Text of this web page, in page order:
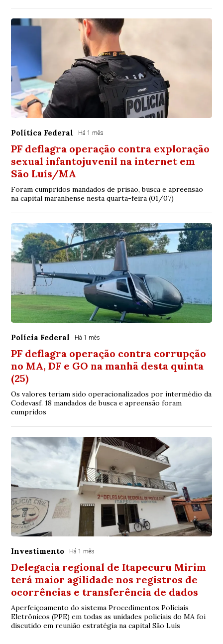
Política Federal Há 1 mês
PF deflagra operação contra exploração
sexual infantojuvenil na internet em
São Luís/MA
Foram cumpridos mandados de prisão, busca e apreensão
na capital maranhense nesta quarta-feira (01/07)
Polícia Federal Há 1 mês
PF deflagra operação contra corrupção
no MA, DF e GO na manhã desta quinta
(25)
Os valores teriam sido operacionalizados por intermédio da
Codevasf. 18 mandados de busca e apreensão foram
cumpridos
Investimento Há 1 mês
Delegacia regional de Itapecuru Mirim
terá maior agilidade nos registros de
ocorrências e transferência de dados
Aperfeiçoamento do sistema Procedimentos Policiais
Eletrônicos (PPE) em todas as unidades policiais do MA foi
discutido em reunião estratégia na capital São Luís